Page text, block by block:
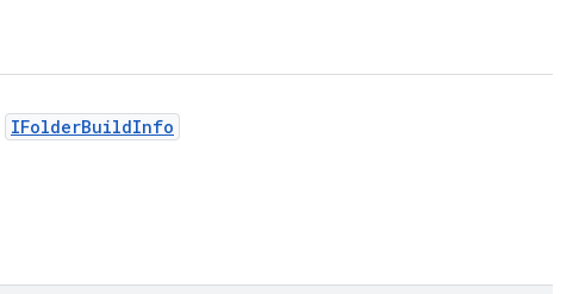
IFolderBuildInfo